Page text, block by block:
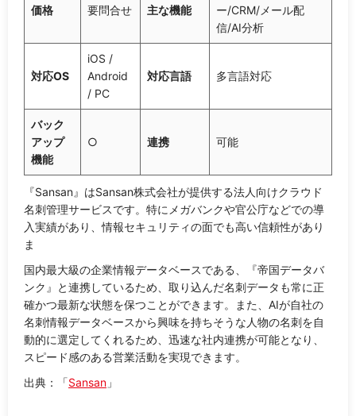
価格 要問合せ 主な機能
ー/CRM/メール配
信/AI分析
対応OS
iOS /
Android
/ PC
対応言語 多言語対応
バック
アップ
機能
○ 連携 可能
『Sansan』はSansan株式会社が提供する法人向けクラウド
名刺管理サービスです。特にメガバンクや官公庁などでの導
入実績があり、情報セキュリティの面でも高い信頼性があり
ま
国内最大級の企業情報データベースである、『帝国データバ
ンク』と連携しているため、取り込んだ名刺データも常に正
確かつ最新な状態を保つことができます。また、AIが自社の
名刺情報データベースから興味を持ちそうな人物の名刺を自
動的に選定してくれるため、迅速な社内連携が可能となり、
スピード感のある営業活動を実現できます。
出典：「Sansan 」